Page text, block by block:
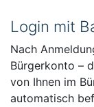
Login mit
Nach
Bürgerkonto –
von Ihnen im
automatisch